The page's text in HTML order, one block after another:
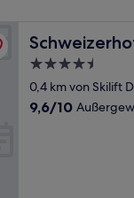
Schweizerhof
4.5-
Sterne-
Unterkunft
0,4 km von Skilift
9.6
9,6/10